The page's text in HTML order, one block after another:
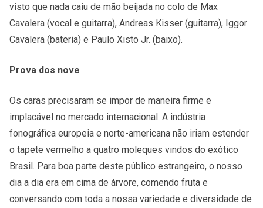
visto que nada caiu de mão beijada no colo de Max
Cavalera (vocal e guitarra), Andreas Kisser (guitarra), Iggor
Cavalera (bateria) e Paulo Xisto Jr. (baixo).
Prova dos nove
Os caras precisaram se impor de maneira firme e
implacável no mercado internacional. A indústria
fonográfica europeia e norte-americana não iriam estender
o tapete vermelho a quatro moleques vindos do exótico
Brasil. Para boa parte deste público estrangeiro, o nosso
dia a dia era em cima de árvore, comendo fruta e
conversando com toda a nossa variedade e diversidade de